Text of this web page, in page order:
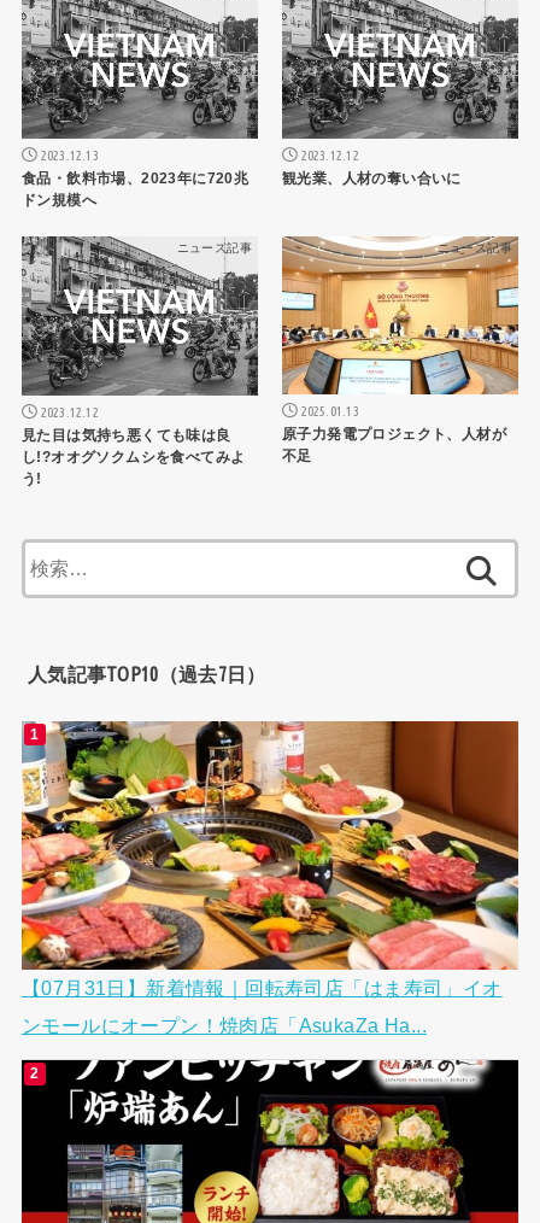
2023.12.13
食品・飲料市場、2023年に720兆
ドン規模へ
2023.12.12
観光業、人材の奪い合いに
ニュース記事
2023.12.12
見た目は気持ち悪くても味は良
し!?オオグソクムシを食べてみよ
う!
ニュース記事
2025.01.13
原子力発電プロジェクト、人材が
不足
索:
人気記事TOP10（過去7日）
【07月31日】新着情報｜回転寿司店「はま寿司」イオ
ンモールにオープン！焼肉店「AsukaZa Ha...